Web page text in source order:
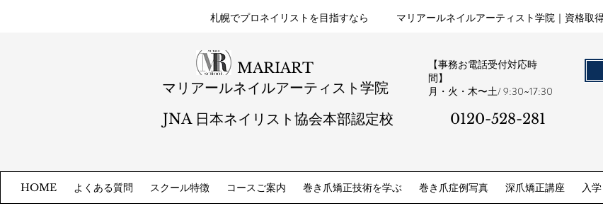
札幌​でプロネイリストを目指すなら マリアールネイルアーティスト学院｜資格取
MARIART
マリアールネイルアーティスト学院
JNA 日本ネイリスト協会本部認定校
【事務お電話受付対応時
間】
​月・火・木〜土/ 9:30~17:30
0120-528-281​
HOME よくある質問 スクール特徴 コースご案内 巻き爪矯正技術を学ぶ 巻き爪症例写真 深爪矯正講座 入